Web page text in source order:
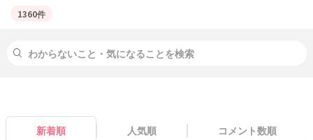
1360件
新着順 人気順 コメント数順